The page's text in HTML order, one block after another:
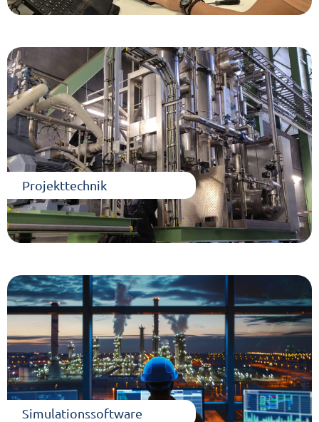
Projekttechnik
Simulationssoftware